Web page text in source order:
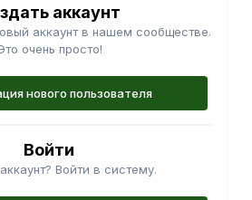
аккаунт
аккаунт в нашем сообществе.
очень просто!
нового пользователя
Войти
Войти в систему.